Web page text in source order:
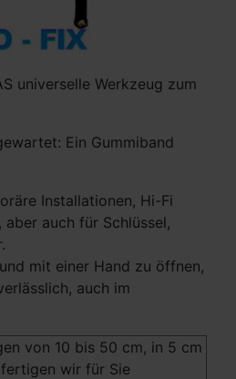
universelle Werkzeug zum
Ein Gummiband
Installationen, Hi-Fi
auch für Schlüssel,
mit einer Hand zu öffnen,
auch im
von 10 bis 50 cm, in 5 cm
wir für Sie